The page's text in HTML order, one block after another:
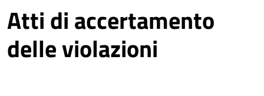
Atti di accertamento
delle violazioni